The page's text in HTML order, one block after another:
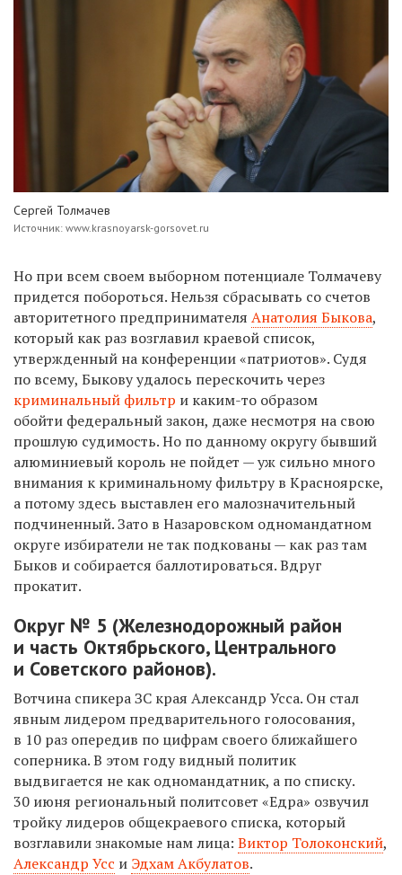
Сергей Толмачев
Источник: www.krasnoyarsk-gorsovet.ru
Но при всем своем выборном потенциале Толмачеву
придется побороться. Нельзя сбрасывать со счетов
авторитетного предпринимателя Анатолия Быкова,
который как раз возглавил краевой список,
утвержденный на конференции «патриотов». Судя
по всему, Быкову удалось перескочить через
криминальный фильтр и каким-то образом
обойти федеральный закон, даже несмотря на свою
прошлую судимость. Но по данному округу бывший
алюминиевый король не пойдет — уж сильно много
внимания к криминальному фильтру в Красноярске,
а потому здесь выставлен его малозначительный
подчиненный. Зато в Назаровском одномандатном
округе избиратели не так подкованы — как раз там
Быков и собирается баллотироваться. Вдруг
прокатит.
Округ № 5 (Железнодорожный район
и часть Октябрьского, Центрального
и Советского районов).
Вотчина спикера ЗС края Александр Усса. Он стал
явным лидером предварительного голосования,
в 10 раз опередив по цифрам своего ближайшего
соперника. В этом году видный политик
выдвигается не как одномандатник, а по списку.
30 июня региональный политсовет «Едра» озвучил
тройку лидеров общекраевого списка, который
возглавили знакомые нам лица: Виктор Толоконский,
Александр Усс и Эдхам Акбулатов.